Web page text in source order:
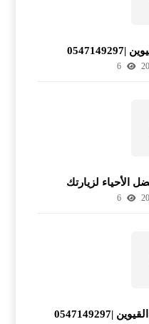
6
الأحياء لزيارتك
6